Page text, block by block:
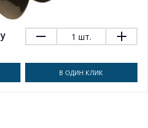
1 шт.
В ОДИН КЛИК